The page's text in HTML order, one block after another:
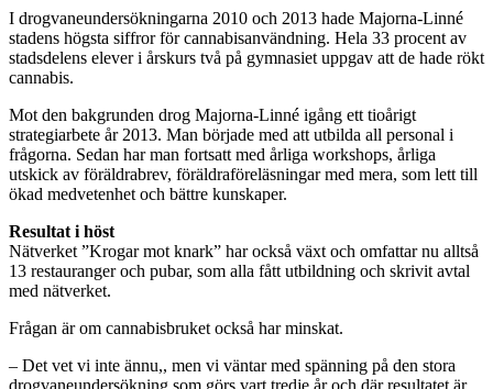
I drogvaneundersökningarna 2010 och 2013 hade Majorna-Linné
stadens högsta siffror för cannabisanvändning. Hela 33 procent av
stadsdelens elever i årskurs två på gymnasiet uppgav att de hade rökt
cannabis.
Mot den bakgrunden drog Majorna-Linné igång ett tioårigt
strategiarbete år 2013. Man började med att utbilda all personal i
frågorna. Sedan har man fortsatt med årliga workshops, årliga
utskick av föräldrabrev, föräldraföreläsningar med mera, som lett till
ökad medvetenhet och bättre kunskaper.
Resultat i höst
Nätverket ”Krogar mot knark” har också växt och omfattar nu alltså
13 restauranger och pubar, som alla fått utbildning och skrivit avtal
med nätverket.
Frågan är om cannabisbruket också har minskat.
– Det vet vi inte ännu,, men vi väntar med spänning på den stora
drogvaneundersökning som görs vart tredje år och där resultatet är